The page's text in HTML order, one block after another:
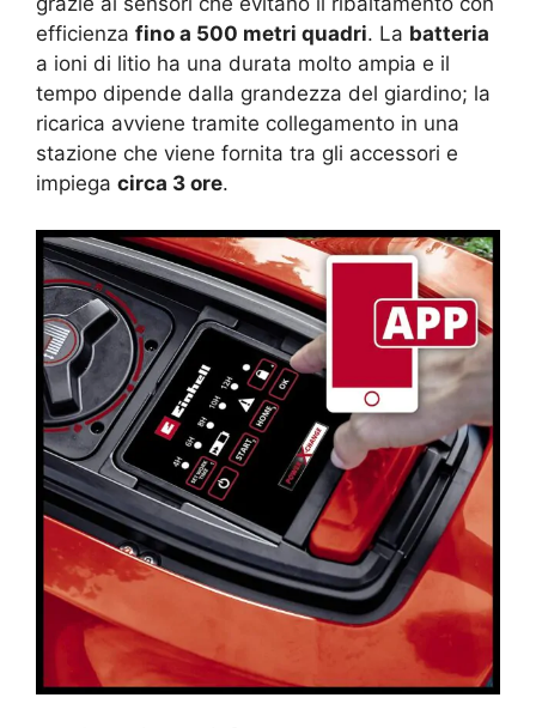
efficienza fino a 500 metri quadri. La batteria
a ioni di litio ha una durata molto ampia e il
tempo dipende dalla grandezza del giardino; la
ricarica avviene tramite collegamento in una
stazione che viene fornita tra gli accessori e
impiega circa 3 ore.